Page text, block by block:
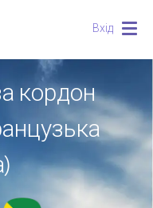
Вхід
кордон